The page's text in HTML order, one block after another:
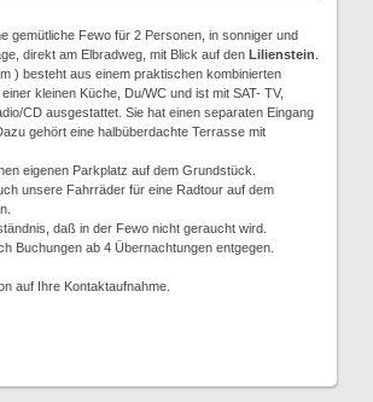
gemütliche Fewo für 2 Personen, in sonniger und
direkt am Elbradweg, mit Blick auf den Lilienstein
) besteht aus einem praktischen kombinierten
kleinen Küche, Du/WC und ist mit SAT- TV,
CD ausgestattet. Sie hat einen separaten Eingang
gehört eine halbüberdachte Terrasse mit
eigenen Parkplatz auf dem Grundstück.
unsere Fahrräder für eine Radtour auf dem
daß in der Fewo nicht geraucht wird.
Buchungen ab 4 Übernachtungen entgegen.
auf Ihre Kontaktaufnahme.